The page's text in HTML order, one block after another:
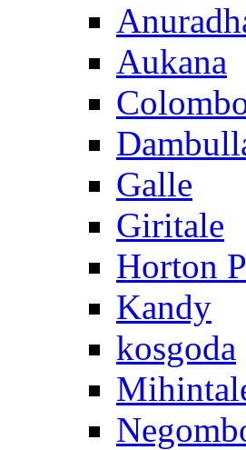
Aukana
Galle
Giritale
Horton
Kandy
kosgoda